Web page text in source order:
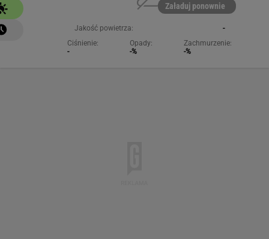
Załaduj ponownie
Jakość powietrza:
-
Ciśnienie:
-
Opady:
-%
Zachmurzenie:
-%